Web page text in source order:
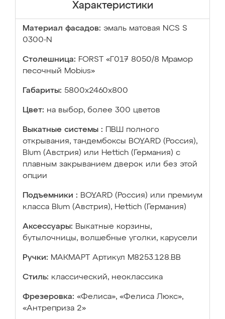
Характеристики
Материал фасадов: эмаль матовая NCS S
0300-N
Столешница: FORST «Г017 8050/8 Мрамор
песочный Mobius»
Габариты: 5800х2460х800
Цвет: на выбор, более 300 цветов
Выкатные системы :
ПВШ полного
открывания, тандембоксы BOYARD (Россия),
Blum (Австрия) или Hettich (Германия) с
плавным закрыванием дверок или без этой
опции
Подъемники : BOYARD (Россия) или премиум
класса Blum (Австрия), Hettich (Германия)
Аксессуары: Выкатные корзины,
бутылочницы, волшебные уголки, карусели
Ручки: МАКМАРТ Артикул М8253.128.ВВ
Стиль: классический, неоклассика
Фрезеровка: «Фелиса», «Фелиса Люкс»,
«Антреприза 2»